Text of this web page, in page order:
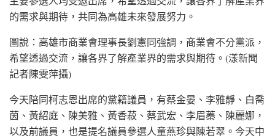
的需求與期待，共同為高雄未來發展努力。
圖說：高雄市商業會理事長劉憲同強調，商業會不分黨派，
希望透過交流，讓各界了解產業界的需求與期待。(漾新聞
記者陳雯萍攝)
今天陪同柯志恩出席的黨籍議員，有蔡金晏、李雅靜、白喬
茵、黃紹庭、陳美雅、黃香菽、蔡武宏、李眉蓁、陳麗娜，
以及前議員，也是提名議員參選人童燕珍與陳若翠。今天中